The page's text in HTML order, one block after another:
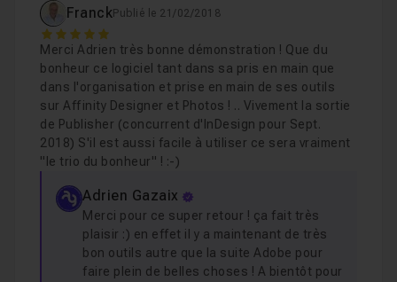
FranckPublié le 21/02/2018
5
Merci Adrien très bonne démonstration ! Que du
bonheur ce logiciel tant dans sa pris en main que
dans l'organisation et prise en main de ses outils
sur Affinity Designer et Photos ! .. Vivement la sortie
de Publisher (concurrent d'InDesign pour Sept.
2018) S'il est aussi facile à utiliser ce sera vraiment
"le trio du bonheur" ! :-)
Adrien Gazaix
Merci pour ce super retour ! ça fait très
plaisir :) en effet il y a maintenant de très
bon outils autre que la suite Adobe pour
faire plein de belles choses ! A bientôt pour